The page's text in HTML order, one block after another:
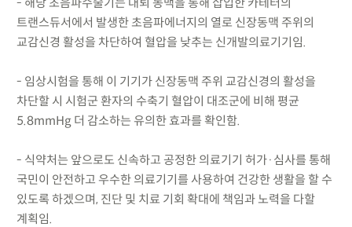
트랜스듀서에서 발생한 초음파에너지의 열로 신장동맥 주위의
교감신경 활성을 차단하여 혈압을 낮추는 신개발의료기기임.
- 임상시험을 통해 이 기기가 신장동맥 주위 교감신경의 활성을
차단할 시 시험군 환자의 수축기 혈압이 대조군에 비해 평균
5.8mmHg 더 감소하는 유의한 효과를 확인함.
- 식약처는 앞으로도 신속하고 공정한 의료기기 허가·심사를 통해
국민이 안전하고 우수한 의료기기를 사용하여 건강한 생활을 할 수
있도록 하겠으며, 진단 및 치료 기회 확대에 책임과 노력을 다할
계획임.